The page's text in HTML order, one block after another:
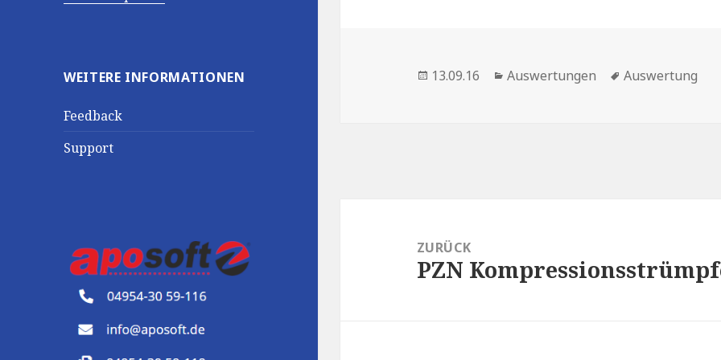
WEITERE INFORMATIONEN
Feedback
Support
Veröffentlicht
13.09.16 Kategorien
Auswertungen Schlagwörter
Auswertung
ZURÜCK
Vorheriger
PZN